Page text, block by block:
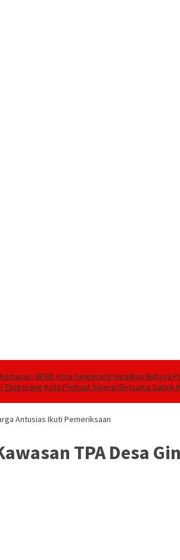
BPBD Kota Tangerang Ingatkan Bahaya
Tangerang Kota Perkuat Sinergi Bersama
Antusias Ikuti Pemeriksaan
TPA Desa